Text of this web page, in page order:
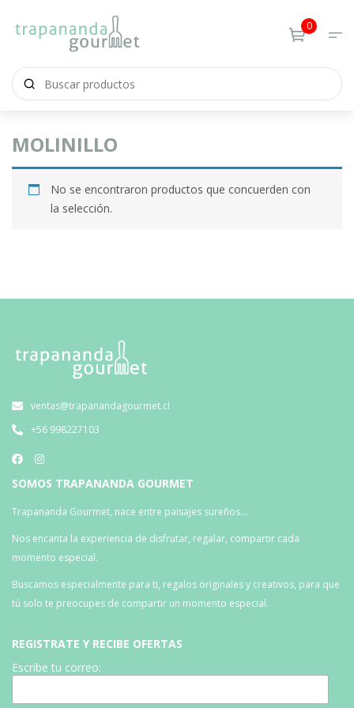
0
MOLINILLO
No se encontraron productos que concuerden con
la selección.
ventas@trapanandagourmet.cl
+56 998227103
SOMOS TRAPANANDA GOURMET
Trapananda Gourmet, nace entre paisajes sureños…
Nos encanta la experiencia de disfrutar, regalar, compartir cada
momento especial.
Buscamos especialmente para ti, regalos originales y creativos, para que
tú solo te preocupes de compartir un momento especial.
REGISTRATE Y RECIBE OFERTAS
Escribe tu correo: